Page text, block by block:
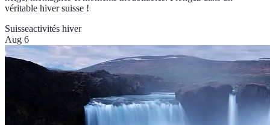
véritable hiver suisse !
Suisseactivités hiver
Aug 6